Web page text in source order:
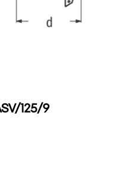
125/9
lượng